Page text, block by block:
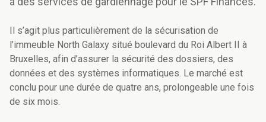
Il s’agit plus particulièrement de la sécurisation de
l’immeuble North Galaxy situé boulevard du Roi Albert II à
Bruxelles, afin d’assurer la sécurité des dossiers, des
données et des systèmes informatiques. Le marché est
conclu pour une durée de quatre ans, prolongeable une fois
de six mois.